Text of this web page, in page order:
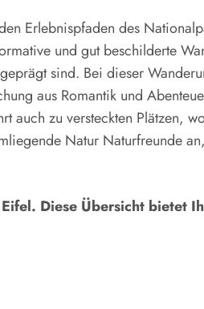
Erlebnispfaden des
und gut beschilderte
sind. Bei dieser
aus Romantik und
zu versteckten Plätzen,
Natur Naturfreunde
Diese Übersicht bietet